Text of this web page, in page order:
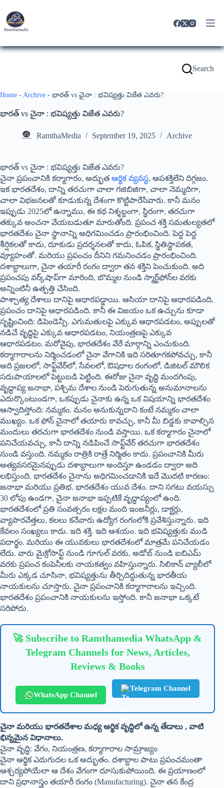
Search
Home - Archive - భారత్ vs చైనా : భవిష్యత్తు విజేత ఎవరు?
భారత్ vs చైనా : భవిష్యత్తు విజేత ఎవరు?
RamthaMedia September 19, 2025 Archive
భారత్ vs చైనా : భవిష్యత్తు విజేత ఎవరు?
చైనా ప్రపంచానికి కర్మాగారం, అద్భుత ఆర్థిక వ్యవస్థ, ఆపశక్తిలేని దిగ్గజం.
ఇక భారతదేశం, దాన్ని తరచుగా చాలా గజిబిజిగా, చాలా నెమ్మదిగా,
చాలా విభజనలతో కూడుకున్న దేశంగా కొట్టిపారేసేవారు. కానీ మనం
ఇప్పుడు 2025లో ఉన్నాము, ఈ కథ నిశ్శబ్దంగా, స్థిరంగా, తరచుగా
తక్కువ అంచనా వేయబడుతూ మారుతోంది. ప్రపంచ శక్తి సమతుల్యతలో
భారతదేశం చైనా స్థానాన్ని అధిగమించడం ప్రారంభించింది. పెద్ద పెద్ద
శీర్షికలతో కాదు, దూకుడు ప్రదర్శనలతో కాదు, ఓపిక, స్థితిస్థాపకత,
వ్యూహంతో. మరియు ప్రపంచం దీనిని గమనించడం ప్రారంభించింది.
దశాబ్దాలుగా, చైనా తయారీ రంగం ద్వారా తన శక్తిని పెంచుకుంది. అది
ప్రపంచపు వర్క్‌షాప్‌గా మారింది, బొమ్మల నుండి స్మార్ట్‌ఫోన్‌ల వరకు
అన్నింటినీ ఉత్పత్తి చేసింది.
​పాశ్చాత్య దేశాలు దానిపై ఆధారపడ్డాయి. ఆసియా దానిపై ఆధారపడింది,
ప్రపంచం దానిపై ఆధారపడింది. కానీ ఈ విజయం ఒక ఉచ్చును కూడా
సృష్టించింది: డిపెండెన్సీ. ఎగుమతులపై ఎక్కువ ఆధారపడటం, అప్పులతో
నడిచే వృద్ధిపై ఎక్కువ ఆధారపడటం, నియంత్రణపై ఎక్కువ
ఆధారపడటం. మరోవైపు, భారతదేశం వేరే మార్గాన్ని ఎంచుకుంది.
కర్మాగారాలను నిర్మించడంలో చైనా వేగానికి ఇది సరితూగకపోవచ్చు, కానీ
అది ప్రజలలో, సాఫ్ట్‌వేర్‌లో, సేవలలో, ఔషధాల రంగంలో, డిజిటల్ మౌలిక
సదుపాయాలలో పెట్టుబడి పెట్టింది. ఈరోజు చైనా వృద్ధి మందగింపు,
వృద్ధాప్య జనాభా, పశ్చిమ దేశాల నుండి పెరుగుతున్న అనుమానాలను
ఎదుర్కొంటుండగా, ఒకప్పుడు చైనాకు ఉన్న ఒక విషయాన్ని భారతదేశం
ఆస్వాదిస్తోంది: నమ్మకం. మనం అనుకున్నదాని కంటే నమ్మకం చాలా
ముఖ్యం. ఒక ఫోన్ చైనాలో తయారు కావచ్చు, కానీ మీ బిడ్డకు కావాల్సిన
మందులు తరచుగా భారతదేశం నుండి వస్తాయి. ఒక కర్మాగారం చైనాలో
పనిచేయవచ్చు, కానీ దాన్ని నడిపించే సాఫ్ట్‌వేర్ తరచుగా భారతదేశం
నుండి వస్తుంది. నమ్మకం రాత్రికి రాత్రే నిర్మితం కాదు. ప్రపంచానికి మీరు
అత్యవసరమైనప్పుడు దశాబ్దాలుగా అందిస్తూ ఉండడం ద్వారా అది
లభిస్తుంది. భారతదేశం చైనాను అధిగమించడానికి ఇదే మొదటి కారణం:
జనాభా మరియు ప్రతిభ. భారతదేశం యువ దేశం. దాని సగటు వయస్సు
30 లోపు ఉండగా, చైనా జనాభా ఇప్పటికే వృద్ధాప్యంలో ఉంది.
భారతదేశంలో ప్రతి సంవత్సరం లక్షల మంది ఇంజనీర్లు, డాక్టర్లు,
వ్యాపారవేత్తలు, కలలు కనేవారు ఉద్యోగ రంగంలోకి ప్రవేశిస్తున్నారు. ఇది
కేవలం సంఖ్యలు కాదు. ఇది శక్తి. ఇది ఆశయం. ఇది భవిష్యత్తుకు ముడి
పదార్థం. మరియు ఈ యువకులు భారతదేశంలో మాత్రమే పనిచేయడం
లేదు. వారు మైక్రోసాఫ్ట్ నుండి గూగుల్ వరకు, అడోబ్ నుండి ఐబిఎమ్
వరకు ప్రపంచ కంపెనీలకు నాయకత్వం వహిస్తున్నారు. సిలికాన్ వ్యాలీలో
మీరు ఎక్కడ చూసినా, భవిష్యత్తును తీర్చిదిద్దుతున్న భారతీయ
నాయకులను చూస్తారు. చైనా ప్రపంచానికి కర్మాగారాలను ఇచ్చింది.
భారతదేశం ప్రపంచానికి నాయకులను ఇస్తోంది. కానీ జనాభా ఒక్కటే
సరిపోదు.
🚀 Subscribe to Ramthamedia WhatsApp &
Telegram Channels for News, Articles,
Reviews & Books
WhatsApp Channel
Telegram Channel
చైనా మరియు భారతదేశాల మధ్య ఆర్థిక వృద్ధిలో ఉన్న తేడాలు , వాటి
భిన్నమైన విధానాలు.
చైనా వృద్ధి: వేగం, నియంత్రణ, కర్మాగారాల సామ్రాజ్యం
చైనా ఆర్థిక ఎదుగుదల ఒక అద్భుతం. దశాబ్దాల పాటు ప్రపంచమంతా
ఆశ్చర్యపోయేలా ఆ దేశం వేగంగా దూసుకుపోయింది. ఈ ప్రయాణంలో
దాని ప్రధానాస్త్రం తయారీ రంగం (Manufacturing). చైనా తన కేంద్ర